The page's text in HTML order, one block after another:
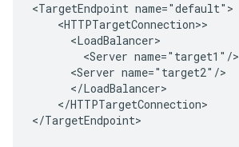
<TargetEndpoint name="default">
    <HTTPTargetConnection>>
      <LoadBalancer>
        <Server name="target1"/>
      <Server name="target2"/>
      </LoadBalancer>
    </HTTPTargetConnection>
</TargetEndpoint>